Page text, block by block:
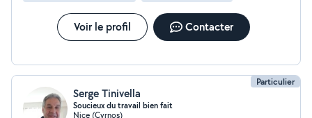
Voir le profil Contacter
Particulier
Serge Tinivella
Soucieux du travail bien fait
Nice (Cyrnos)